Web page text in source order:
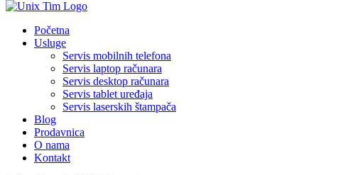
Početna
Usluge
Servis mobilnih telefona
Servis laptop računara
Servis desktop računara
Servis tablet uređaja
Servis laserskih štampača
Blog
Prodavnica
O nama
Kontakt